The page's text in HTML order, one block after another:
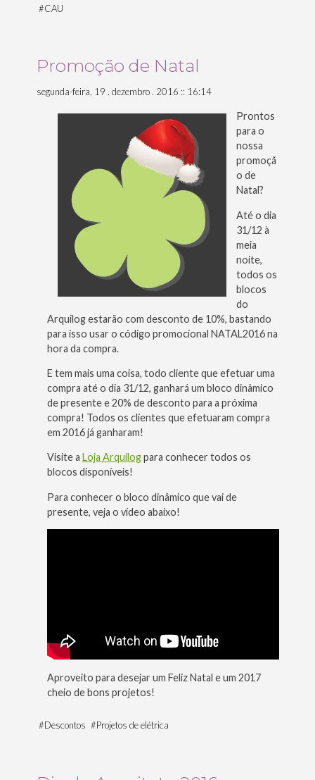
#CAU
Promoção de Natal
segunda-feira, 19 . dezembro . 2016 :: 16:14
Prontos
para o
nossa
promoçã
o de
Natal?
Até o dia
31/12 à
meia
noite,
todos os
blocos
do
Arquilog estarão com desconto de 10%, bastando
para isso usar o código promocional NATAL2016 na
hora da compra.
E tem mais uma coisa, todo cliente que efetuar uma
compra até o dia 31/12, ganhará um bloco dinâmico
de presente e 20% de desconto para a próxima
compra! Todos os clientes que efetuaram compra
em 2016 já ganharam!
Visite a Loja Arquilogpara conhecer todos os
blocos disponíveis!
Para conhecer o bloco dinâmico que vai de
presente, veja o vídeo abaixo!
Aproveito para desejar um Feliz Natal e um 2017
cheio de bons projetos!
#Descontos #Projetos de elétrica